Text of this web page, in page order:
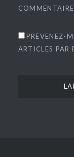
PRÉVENEZ-
ARTICLES PAR